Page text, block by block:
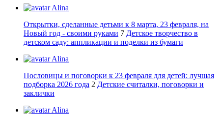
Alina
Открытки, сделанные детьми к 8 марта, 23 февраля, на
Новый год - своими руками 7 Детское творчество в
детском саду: аппликации и поделки из бумаги
Alina
Пословицы и поговорки к 23 февраля для детей: лучшая
подборка 2026 года 2 Детские считалки, поговорки и
заклички
Alina